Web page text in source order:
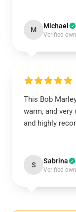
M Michael
Verified
This Bob
warm, and very
and highly
S Sabrina
Verified